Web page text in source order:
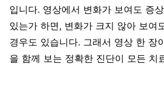
입니다. 영상에서 변화가 보여도 증
있는가 하면, 변화가 크지 않아 보여
경우도 있습니다. 그래서 영상 한 장
을 함께 보는 정확한 진단이 모든 치